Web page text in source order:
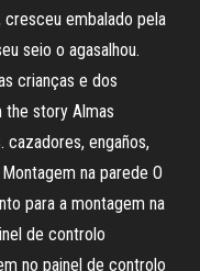
embalado pela
seio o agasalhou.
crianças e dos
the story Almas
cazadores, engaños,
na parede O
para a montagem na
de controlo
no painel de controlo